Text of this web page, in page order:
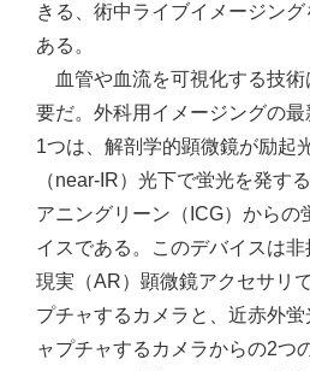
きる、術中ライブイメージン
ある。
血管や血流を可視化する技術
要だ。外科用イメージングの
1つは、解剖学的顕微鏡が励起
（near-IR）光下で蛍光を発す
アニングリーン（ICG）からの
イスである。このデバイスは
現実（AR）顕微鏡アクセサリ
プチャするカメラと、近赤外
ャプチャするカメラからの2つ